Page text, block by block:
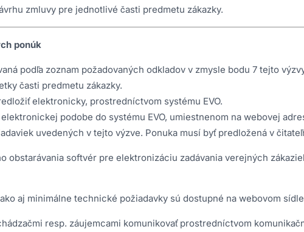
zmluvy pre jednotlivé časti predmetu zákazky.
ponúk
podľa zoznam požadovaných odkladov v zmysle bodu 7 tejto
časti predmetu zákazky.
elektronicky, prostredníctvom systému EVO.
podobe do systému EVO, umiestnenom na webovej
uvedených v tejto výzve. Ponuka musí byť predložená v
obstarávania softvér pre elektronizáciu zadávania verejných
aj minimálne technické požiadavky sú dostupné na webovom
resp. záujemcami komunikovať prostredníctvom